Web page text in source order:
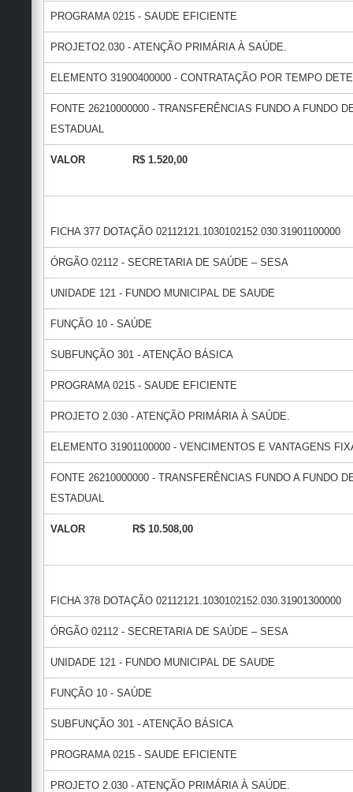
PROGRAMA 0215 - SAUDE EFICIENTE
PROJETO2.030 - ATENÇÃO PRIMÁRIA À SAÚDE.
ELEMENTO 31900400000 - CONTRATAÇÃO POR TEMPO
FONTE 26210000000 - TRANSFERÊNCIAS FUNDO A FUNDO
ESTADUAL
VALOR R$ 1.520,00
FICHA 377 DOTAÇÃO 02112121.1030102152.030.31901100000
ÓRGÃO 02112 - SECRETARIA DE SAÚDE – SESA
UNIDADE 121 - FUNDO MUNICIPAL DE SAUDE
FUNÇÃO 10 - SAÚDE
SUBFUNÇÃO 301 - ATENÇÃO BÁSICA
PROGRAMA 0215 - SAUDE EFICIENTE
PROJETO 2.030 - ATENÇÃO PRIMÁRIA À SAÚDE.
ELEMENTO 31901100000 - VENCIMENTOS E VANTAGENS
FONTE 26210000000 - TRANSFERÊNCIAS FUNDO A FUNDO
ESTADUAL
VALOR R$ 10.508,00
FICHA 378 DOTAÇÃO 02112121.1030102152.030.31901300000
ÓRGÃO 02112 - SECRETARIA DE SAÚDE – SESA
UNIDADE 121 - FUNDO MUNICIPAL DE SAUDE
FUNÇÃO 10 - SAÚDE
SUBFUNÇÃO 301 - ATENÇÃO BÁSICA
PROGRAMA 0215 - SAUDE EFICIENTE
PROJETO 2.030 - ATENÇÃO PRIMÁRIA À SAÚDE.